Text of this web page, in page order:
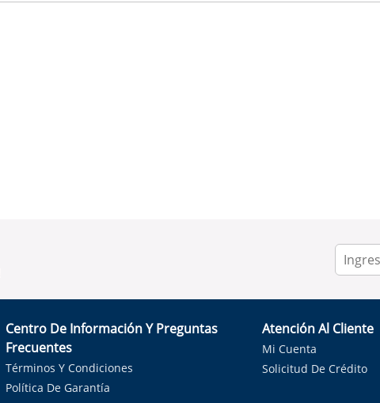
Centro De Información Y Preguntas
Frecuentes
Términos Y Condiciones
Política De Garantía
Atención Al Cliente
Mi Cuenta
Solicitud De Crédito